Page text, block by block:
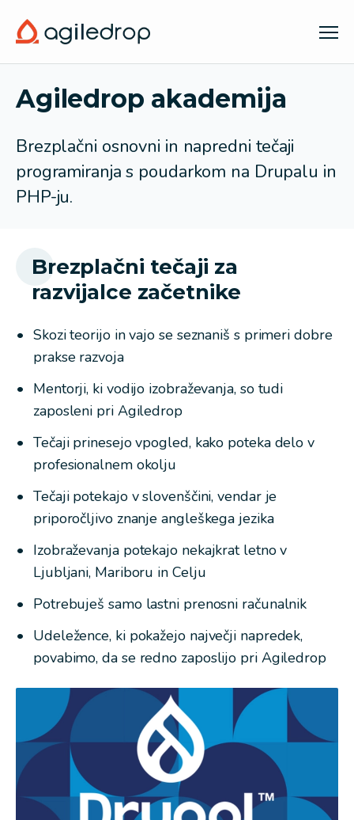
PHP
masterclass
Agiledrop akademija
Brezplačni osnovni in napredni tečaji
programiranja s poudarkom na Drupalu in
PHP-ju.
Brezplačni tečaji za
razvijalce začetnike
Skozi teorijo in vajo se seznaniš s primeri dobre
prakse razvoja
Mentorji, ki vodijo izobraževanja, so tudi
zaposleni pri Agiledrop
Tečaji prinesejo vpogled, kako poteka delo v
profesionalnem okolju
Tečaji potekajo v slovenščini, vendar je
priporočljivo znanje angleškega jezika
Izobraževanja potekajo nekajkrat letno v
Ljubljani, Mariboru in Celju
Potrebuješ samo lastni prenosni računalnik
Udeležence, ki pokažejo največji napredek,
povabimo, da se redno zaposlijo pri Agiledrop